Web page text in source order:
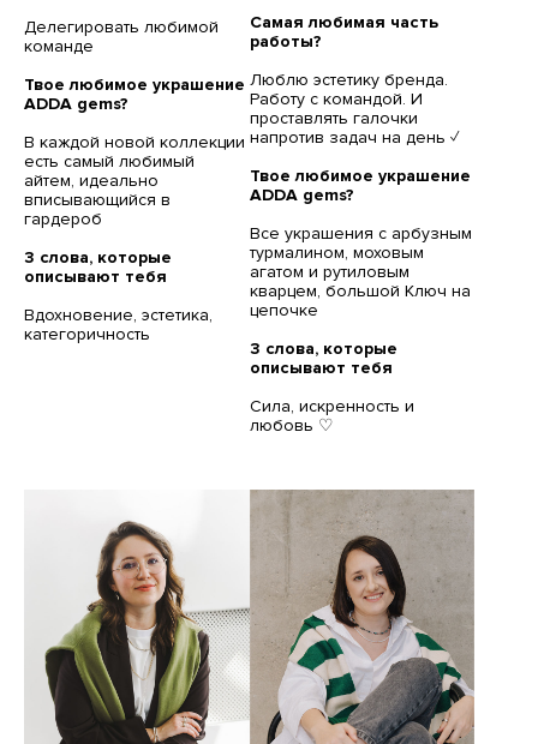
Делегировать любимой
команде
Твое любимое украшение
ADDA gems?
В каждой новой коллекции
есть самый любимый
айтем, идеально
вписывающийся в
гардероб
3 слова, которые
описывают тебя
Вдохновение, эстетика,
категоричность
Самая любимая часть
работы?
Люблю эстетику бренда.
Работу с командой. И
проставлять галочки
напротив задач на день ✓
Твое любимое украшение
ADDA gems?
Все украшения с арбузным
турмалином, моховым
агатом и рутиловым
кварцем, большой Ключ на
цепочке
3 слова, которые
описывают тебя
Сила, искренность и
любовь ♡